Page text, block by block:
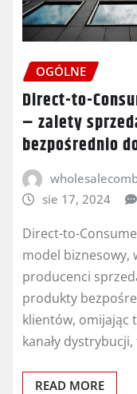
OGÓLNE
Direct-to-
– zalety
bezpośrednio
sie 17, 2024
Direct-to-
model biznesowy,
producenci
produkty
klientów, omijając
kanały
READ MORE